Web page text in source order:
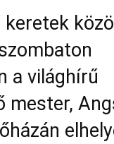
keretek
a világhírű
mester,